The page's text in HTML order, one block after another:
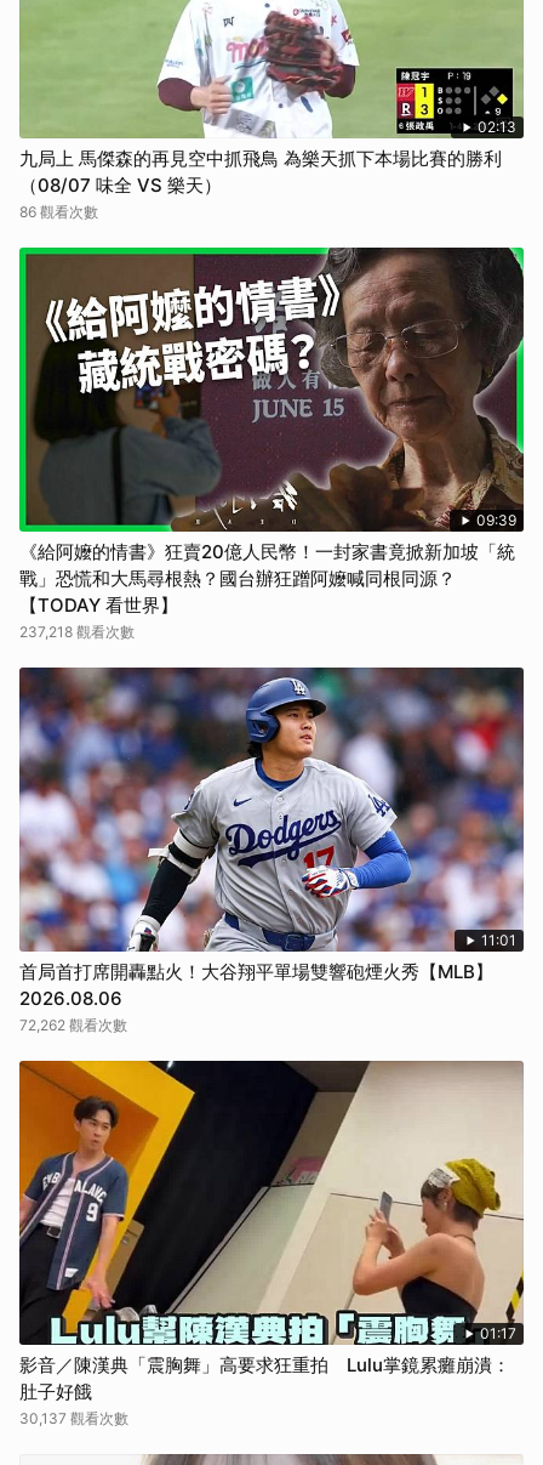
02:13
九局上 馬傑森的再見空中抓飛鳥 為樂天抓下本場比賽的勝利
（08/07 味全 VS 樂天）
86 觀看次數
09:39
《給阿嬤的情書》狂賣20億人民幣！一封家書竟掀新加坡「統
戰」恐慌和大馬尋根熱？國台辦狂蹭阿嬤喊同根同源？
【TODAY 看世界】
237,218 觀看次數
11:01
首局首打席開轟點火！大谷翔平單場雙響砲煙火秀【MLB】
2026.08.06
72,262 觀看次數
01:17
影音／陳漢典「震胸舞」高要求狂重拍 Lulu掌鏡累癱崩潰：
肚子好餓
30,137 觀看次數